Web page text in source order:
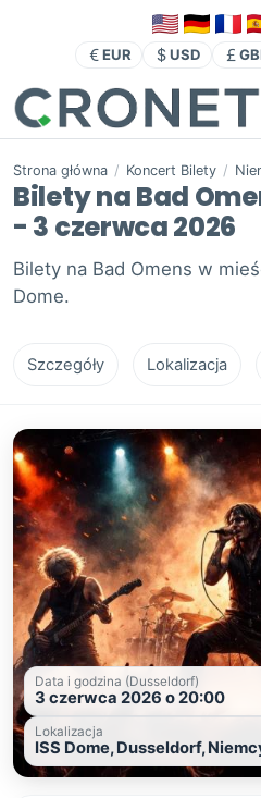
EUR USD
Strona główna / Koncert Bilety /
Bilety na Bad
- 3 czerwca 2026
Bilety na Bad Omens w
Dome.
Szczegóły Lokalizacja
Data i godzina (Dusseldorf)
3 czerwca 2026 o 20:00
Lokalizacja
ISS Dome, Dusseldorf,